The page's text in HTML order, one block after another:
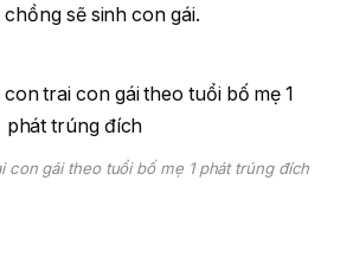
sẽ sinh con gái.
con gái theo tuổi bố mẹ 1 phát trúng đích